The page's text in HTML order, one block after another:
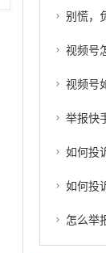
别慌，
视频号怎么举报
视频号如何举
举报快手主播
如何投诉主
如何投诉视频号
怎么举报违